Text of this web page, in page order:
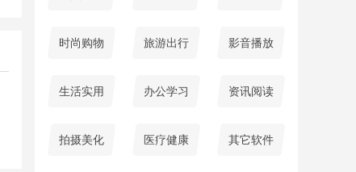
时尚购物 旅游出行 影音播放
生活实用 办公学习 资讯阅读
拍摄美化 医疗健康 其它软件